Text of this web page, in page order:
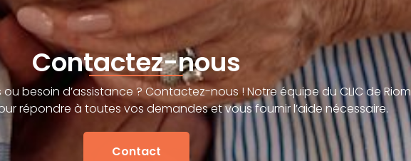
Contactez-nous
besoin d’assistance ? Contactez-nous ! Notre équipe du CLIC de Riom
répondre à toutes vos demandes et vous fournir l’aide nécessaire.
Contact